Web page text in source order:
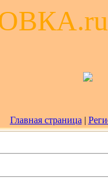
Главная страница |